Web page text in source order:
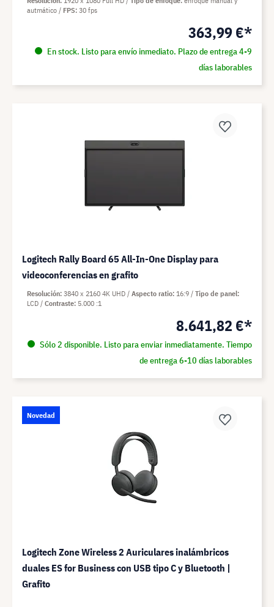
363,99 €*
En stock. Listo para envío inmediato. Plazo de entrega 4-9
días laborables
autmático
FPS 30 fps
Logitech Rally Board 65 All-In-One Display para
videoconferencias en grafito
8.641,82 €*
Sólo 2 disponible. Listo para enviar inmediatamente. Tiempo
de entrega 6-10 días laborables
Resolución 3840 x 2160 4K UHD Aspecto ratio 16:9
Tipo de panel
LCD
Contraste 5.000 :1
Novedad
Logitech Zone Wireless 2 Auriculares inalámbricos
duales ES for Business con USB tipo C y Bluetooth |
Grafito